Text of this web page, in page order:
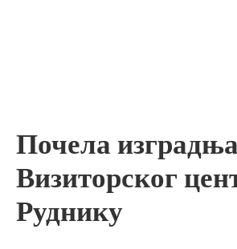
Почела изградња
Визиторског
Руднику